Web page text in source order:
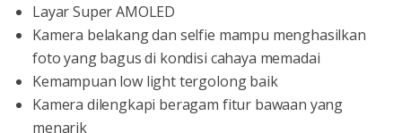
Layar Super AMOLED
Kamera belakang dan selfie mampu menghasilkan
foto yang bagus di kondisi cahaya memadai
Kemampuan low light tergolong baik
Kamera dilengkapi beragam fitur bawaan yang
menarik